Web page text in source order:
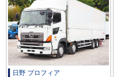
日野 プロフィア